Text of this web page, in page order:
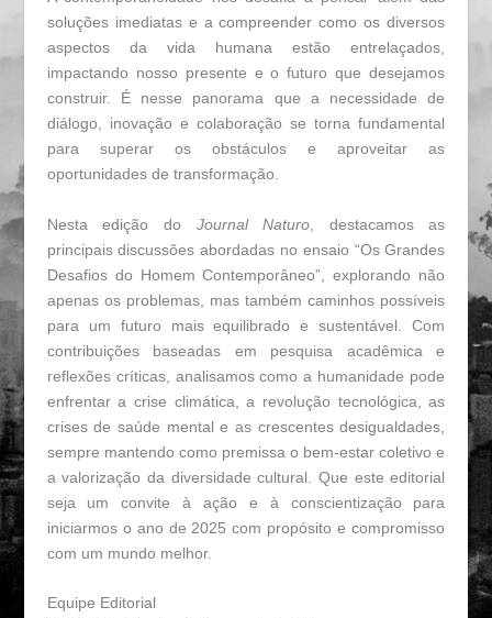
soluções imediatas e a compreender como os diversos
aspectos da vida humana estão entrelaçados,
impactando nosso presente e o futuro que desejamos
construir. É nesse panorama que a necessidade de
diálogo, inovação e colaboração se torna fundamental
para superar os obstáculos e aproveitar as
oportunidades de transformação.
Nesta edição do Journal Naturo , destacamos as
principais discussões abordadas no ensaio “Os Grandes
Desafios do Homem Contemporâneo”, explorando não
apenas os problemas, mas também caminhos possíveis
para um futuro mais equilibrado e sustentável. Com
contribuições baseadas em pesquisa acadêmica e
reflexões críticas, analisamos como a humanidade pode
enfrentar a crise climática, a revolução tecnológica, as
crises de saúde mental e as crescentes desigualdades,
sempre mantendo como premissa o bem-estar coletivo e
a valorização da diversidade cultural. Que este editorial
seja um convite à ação e à conscientização para
iniciarmos o ano de 2025 com propósito e compromisso
com um mundo melhor.
Equipe Editorial